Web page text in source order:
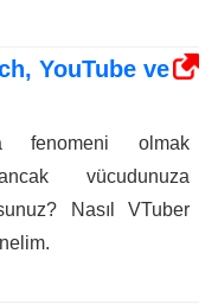
YouTube ve
fenomeni olmak
vücudunuza
Nasıl VTuber